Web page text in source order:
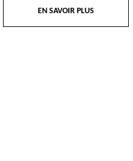
EN SAVOIR PLUS